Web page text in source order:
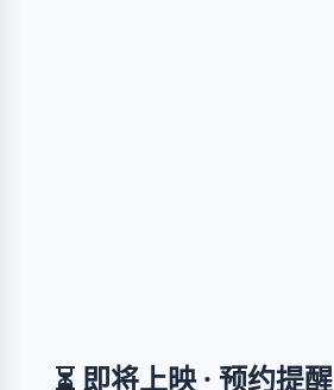
⏳ 即将上映 · 预约提醒